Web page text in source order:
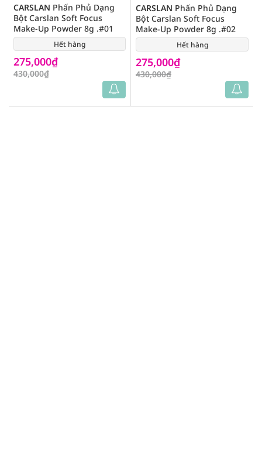
Hết hàng
CARSLAN Phấn Phủ Dạng
Bột Carslan Soft Focus
Make-Up Powder 8g .#01
275,000₫
430,000₫
(0) Hết hàng
CARSLAN Phấn Phủ Dạng
Bột Carslan Soft Focus
Make-Up Powder 8g .#02
275,000₫
430,000₫
(0)